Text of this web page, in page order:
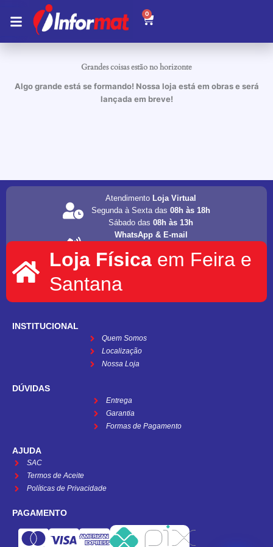
para
conteúdo
Grandes coisas estão no horizonte
Algo grande está se formando! Nossa loja está em obras e será
lançada em breve!
Atendimento Loja Virtual
Segunda à Sexta das08h às 18h
Sábado das08h às 13h
WhatsApp & E-mail
informat.servicos1@gmail.com
Loja Física em Feira e
Santana
INSTITUCIONAL
Quem Somos
Localização
Nossa Loja
DÚVIDAS
Entrega
Garantia
Formas de Pagamento
AJUDA
SAC
Termos de Aceite
Políticas de Privacidade
PAGAMENTO
0
Carrinho